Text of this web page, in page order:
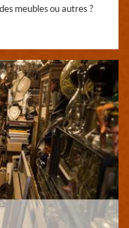
meubles ou autres ?